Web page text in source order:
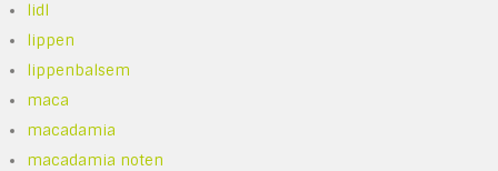
lidl
lippen
lippenbalsem
maca
macadamia
macadamia noten